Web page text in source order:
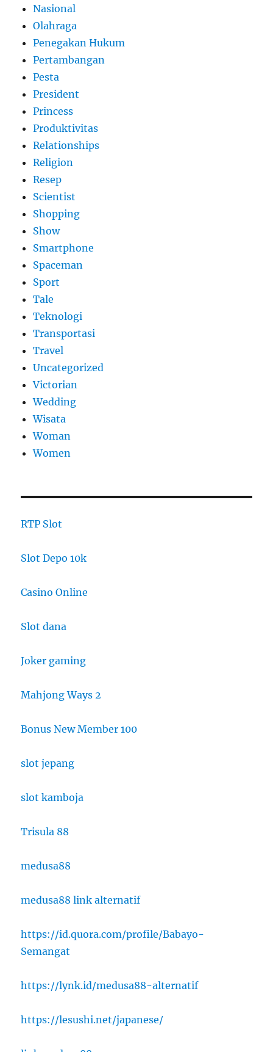
Nasional
Olahraga
Penegakan Hukum
Pertambangan
Pesta
President
Princess
Produktivitas
Relationships
Religion
Resep
Scientist
Shopping
Show
Smartphone
Spaceman
Sport
Tale
Teknologi
Transportasi
Travel
Uncategorized
Victorian
Wedding
Wisata
Woman
Women
RTP Slot
Slot Depo 10k
Casino Online
Slot dana
Joker gaming
Mahjong Ways 2
Bonus New Member 100
slot jepang
slot kamboja
Trisula 88
medusa88
medusa88 link alternatif
https://id.quora.com/profile/Babayo-
Semangat
https://lynk.id/medusa88-alternatif
https://lesushi.net/japanese/